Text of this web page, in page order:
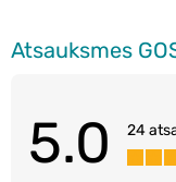
5.0 24